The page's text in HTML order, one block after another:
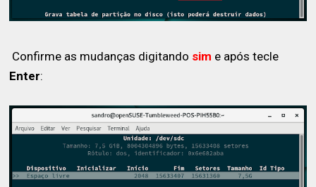
Confirme as mudanças digitando sim e após tecle
Enter: